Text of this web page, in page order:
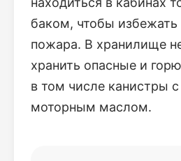
баком, чтобы
пожара. В хранилище
хранить опасные и
в том числе канистры
моторным маслом.